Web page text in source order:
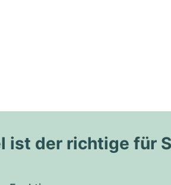
ist der richtige für